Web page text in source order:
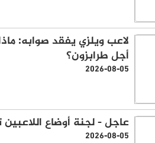
لاعب ويلزي يفقد صوابه:
أجل طرابزون؟
2026-08-05
عاجل - لجنة أوضاع
2026-08-05